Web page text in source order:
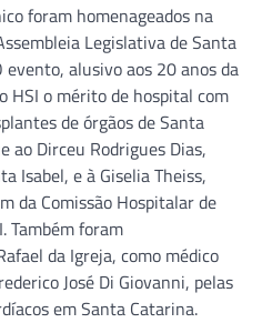
foram homenageados na
Legislativa de Santa
alusivo aos 20 anos da
HSI o mérito de hospital com
de órgãos de Santa
ao Dirceu Rodrigues Dias,
Isabel, e à Giselia Theiss,
da Comissão Hospitalar de
Também foram
da Igreja, como médico
José Di Giovanni, pelas
em Santa Catarina.